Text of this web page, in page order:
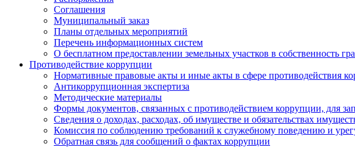
Соглашения
Муниципальный заказ
Планы отдельных мероприятий
Перечень информационных систем
О бесплатном предоставлении земельных участков в собственность
Противодействие коррупции
Нормативные правовые акты и иные акты в сфере противодействия
Антикоррупционная экспертиза
Методические материалы
Формы документов, связанных с противодействием коррупции, для
Сведения о доходах, расходах, об имуществе и обязательствах
Комиссия по соблюдению требований к служебному поведению и
Обратная связь для сообщений о фактах коррупции